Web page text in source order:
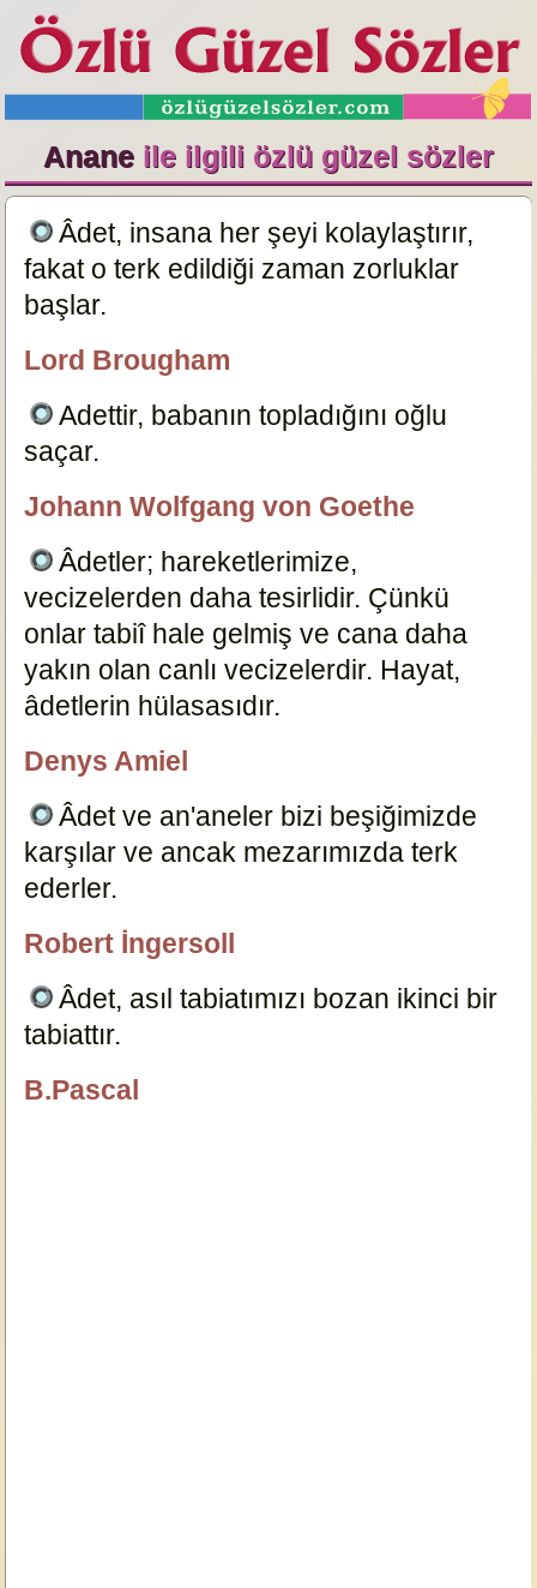
Anane ile ilgili özlü güzel sözler
Âdet, insana her şeyi kolaylaştırır,
fakat o terk edildiği zaman zorluklar
başlar.
Lord Brougham
Adettir, babanın topladığını oğlu
saçar.
Johann Wolfgang von Goethe
Âdetler; hareketlerimize,
vecizelerden daha tesirlidir. Çünkü
onlar tabiî hale gelmiş ve cana daha
yakın olan canlı vecizelerdir. Hayat,
âdetlerin hülasasıdır.
Denys Amiel
Âdet ve an'aneler bizi beşiğimizde
karşılar ve ancak mezarımızda terk
ederler.
Robert İngersoll
Âdet, asıl tabiatımızı bozan ikinci bir
tabiattır.
B.Pascal